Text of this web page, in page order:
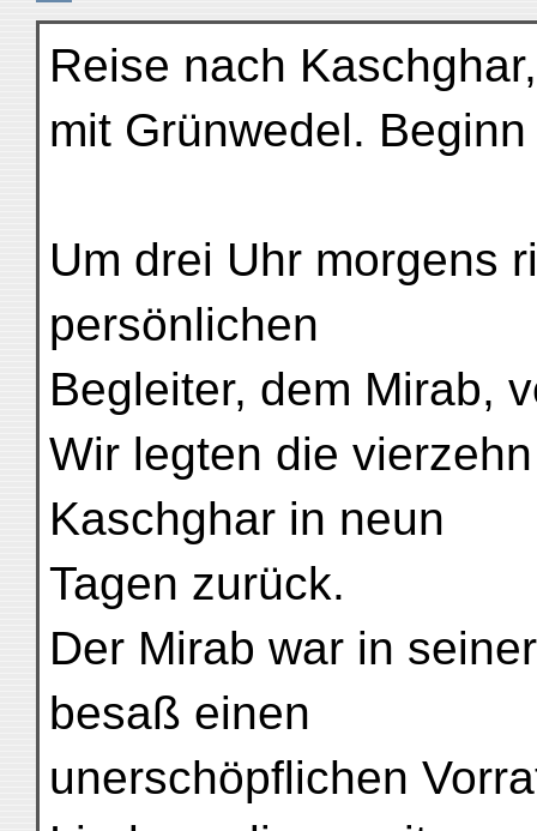
Reise nach
mit Grünwedel.
Um drei Uhr morgens
persönlichen
Begleiter, dem Mirab,
Wir legten die
Kaschghar in neun
Tagen zurück.
Der Mirab war in
besaß einen
unerschöpflichen